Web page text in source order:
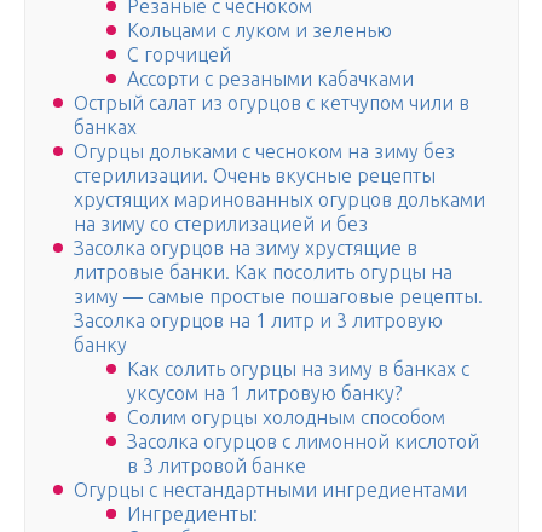
Резаные с чесноком
Кольцами с луком и зеленью
С горчицей
Ассорти с резаными кабачками
Острый салат из огурцов с кетчупом чили в
банках
Огурцы дольками с чесноком на зиму без
стерилизации. Очень вкусные рецепты
хрустящих маринованных огурцов дольками
на зиму со стерилизацией и без
Засолка огурцов на зиму хрустящие в
литровые банки. Как посолить огурцы на
зиму — самые простые пошаговые рецепты.
Засолка огурцов на 1 литр и 3 литровую
банку
Как солить огурцы на зиму в банках с
уксусом на 1 литровую банку?
Солим огурцы холодным способом
Засолка огурцов с лимонной кислотой
в 3 литровой банке
Огурцы с нестандартными ингредиентами
Ингредиенты: